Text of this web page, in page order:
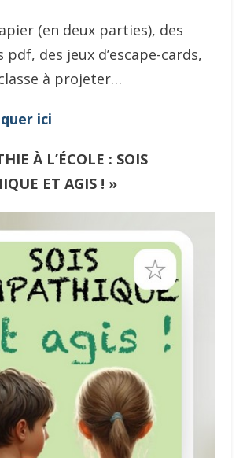
(en deux parties), des
pdf, des jeux d’escape-cards,
à projeter…
ici
À L’ÉCOLE : SOIS
ET AGIS ! »